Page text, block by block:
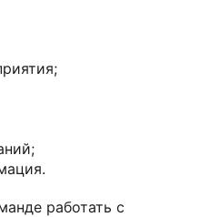
работать с